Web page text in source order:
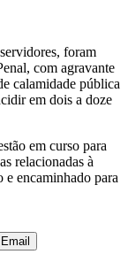
foram
com agravante
calamidade pública
em dois a doze
em curso para
relacionadas à
encaminhado para
Email